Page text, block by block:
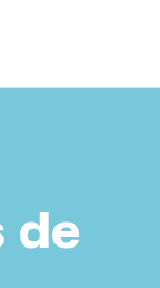
de